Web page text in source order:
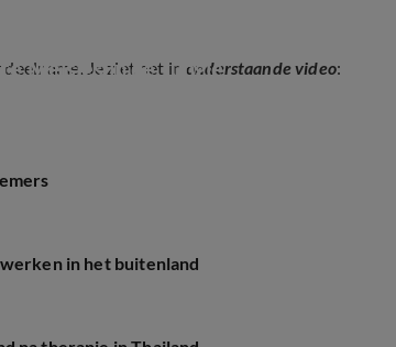
Echte Meisjes in de Jungle
Je ziet het in onderstaande video:
Meisjes in de Jungle
in het buitenland